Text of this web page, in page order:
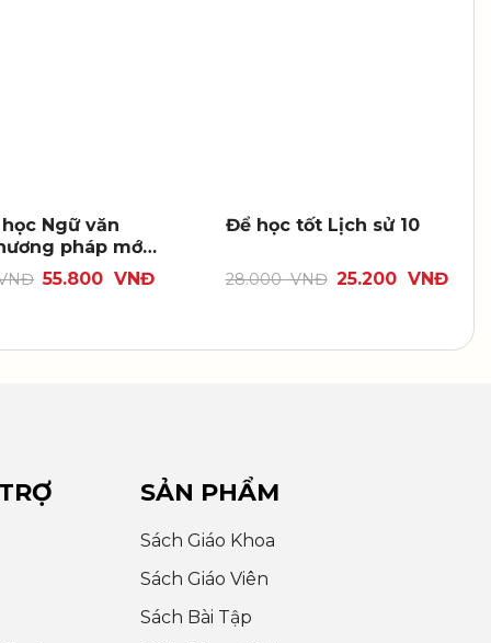
Ngữ văn
pháp mới
một
55.800 VNĐ
Để học tốt Lịch sử 10
28.000VNĐ 25.200 VNĐ
SẢN PHẨM
Sách Giáo Khoa
Sách Giáo Viên
Sách Bài Tập